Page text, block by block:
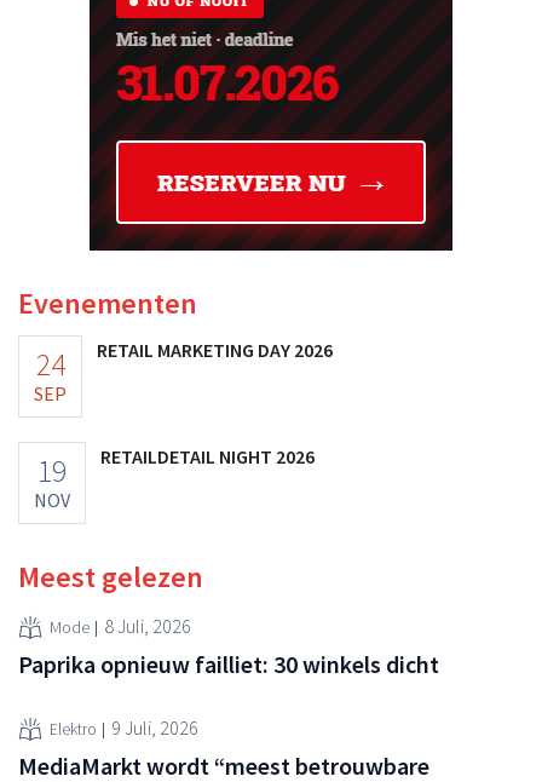
Evenementen
24
SEP
RETAIL MARKETING DAY 2026
19
NOV
RETAILDETAIL NIGHT 2026
Meest gelezen
Mode 8 Juli, 2026
Paprika opnieuw failliet: 30 winkels dicht
Elektro 9 Juli, 2026
MediaMarkt wordt “meest betrouwbare